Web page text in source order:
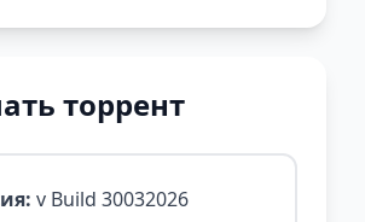
торрент
v Build 30032026